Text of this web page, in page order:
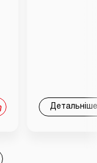
Детальніше